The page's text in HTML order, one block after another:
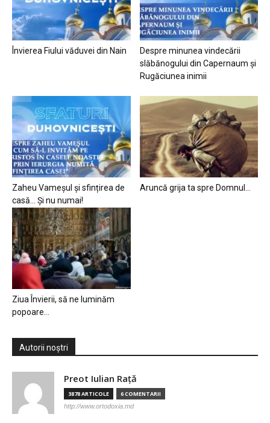
Învierea Fiului văduvei din Nain
Despre minunea vindecării
slăbănogului din Capernaum și
Rugăciunea inimii
Zaheu Vameșul și sfințirea de
casă… Și nu numai!
Aruncă grija ta spre Domnul…
Ziua Învierii, să ne luminăm
popoare…
Autorii noștri
Preot Iulian Raţă
3878 ARTICOLE 6 COMENTARII
http://www.ortodoxia.md